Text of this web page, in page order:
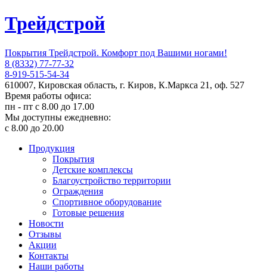
Трейдстрой
Покрытия Трейдстрой. Комфорт под Вашими ногами!
8 (8332) 77-77-32
8-919-515-54-34
610007, Кировская область, г. Киров, К.Маркса 21, оф. 527
Время работы офиса:
пн - пт с 8.00 до 17.00
Мы доступны ежедневно:
с 8.00 до 20.00
Продукция
Покрытия
Детские комплексы
Благоустройство территории
Ограждения
Спортивное оборудование
Готовые решения
Новости
Отзывы
Акции
Контакты
Наши работы